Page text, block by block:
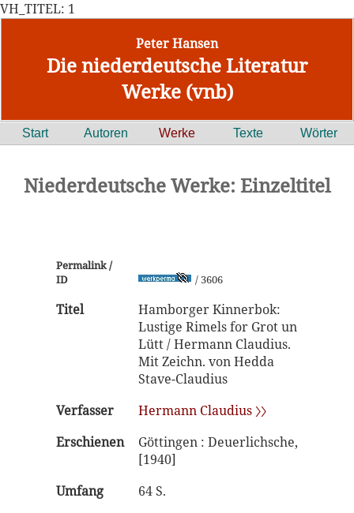
VH_TITEL: 1
Peter Hansen
Die niederdeutsche Literatur
Werke (vnb)
Start Autoren Werke Texte Wörter
Niederdeutsche Werke: Einzeltitel
Permalink /
ID
/ 3606
Titel
Hamborger Kinnerbok:
Lustige Rimels for Grot un
Lütt / Hermann Claudius.
Mit Zeichn. von Hedda
Stave-Claudius
Verfasser
Hermann Claudius 〉〉
Erschienen
Göttingen : Deuerlichsche,
[1940]
Umfang
64 S.